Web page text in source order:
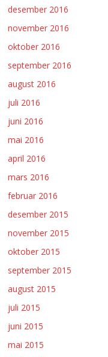
desember 2016
november 2016
oktober 2016
september 2016
august 2016
juli 2016
juni 2016
mai 2016
april 2016
mars 2016
februar 2016
desember 2015
november 2015
oktober 2015
september 2015
august 2015
juli 2015
juni 2015
mai 2015